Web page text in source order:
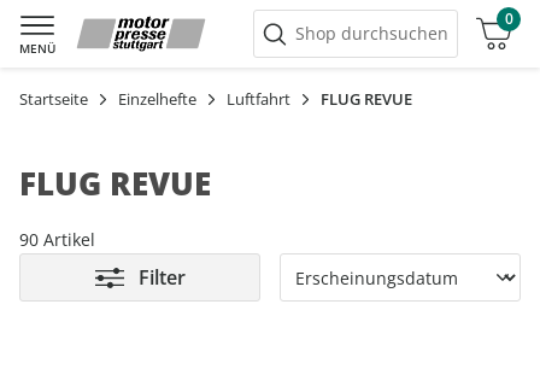
MENÜ
Shop durchsuchen
0
Warenkorb
Startseite Einzelhefte Luftfahrt FLUG REVUE
FLUG REVUE
90 Artikel
Filter